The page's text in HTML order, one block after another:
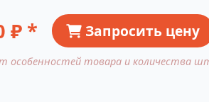
₽ * Запросить цену
особенностей товара и количества